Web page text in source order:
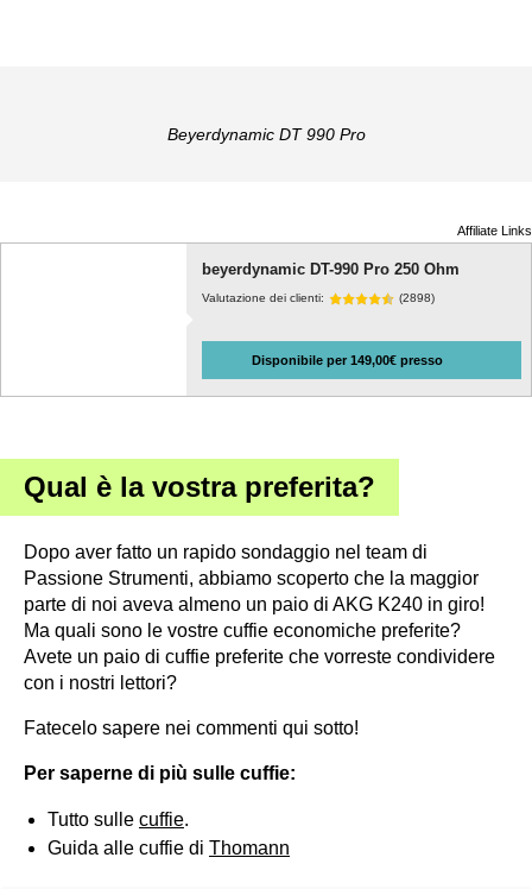
Beyerdynamic DT 990 Pro
Affiliate Links
beyerdynamic DT-990 Pro 250 Ohm
Valutazione dei clienti: (2898)
Disponibile per 149,00€ presso
Qual è la vostra preferita?
Dopo aver fatto un rapido sondaggio nel team di
Passione Strumenti, abbiamo scoperto che la maggior
parte di noi aveva almeno un paio di AKG K240 in giro!
Ma quali sono le vostre cuffie economiche preferite?
Avete un paio di cuffie preferite che vorreste condividere
con i nostri lettori?
Fatecelo sapere nei commenti qui sotto!
Per saperne di più sulle cuffie:
Tutto sulle cuffie.
Guida alle cuffie di Thomann